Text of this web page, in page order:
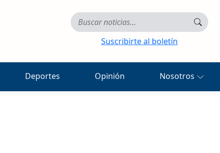
Suscribirte al boletín
Deportes Opinión Nosotros